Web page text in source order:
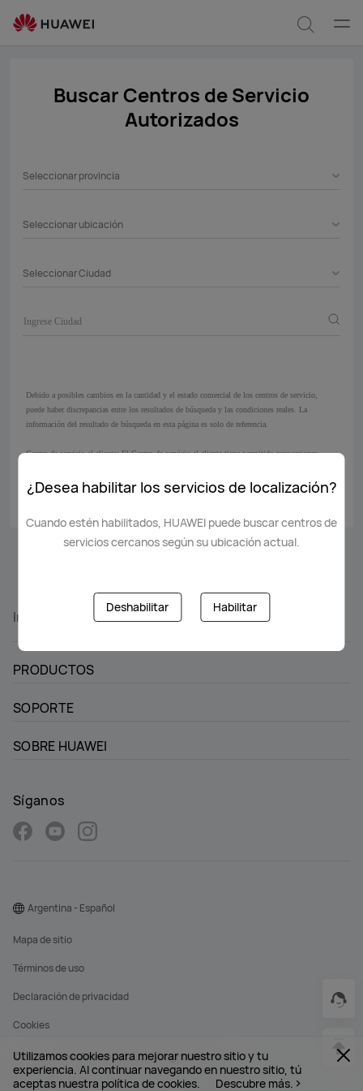
service-
center
Utilizamos cookies para mejorar nuestro sitio y tu
experiencia. Al continuar navegando en nuestro sitio, tú
aceptas nuestra política de cookies.
Descubre más.
Abrir
Buscar Centros de Servicio
Autorizados
Seleccionar provincia
Seleccionar ubicación
Seleccionar Ciudad
Debido a posibles cambios en la cantidad y el estado comercial de los centros de servicio,
puede haber discrepancias entre los resultados de búsqueda y las condiciones reales. La
información del resultado de búsqueda en esta página es solo de referencia.
Centro de servicio al cliente: El Centro de servicio al cliente tiene permitido proporcionar
¿Desea habilitar los servicios de localización?
Cuando estén habilitados, HUAWEI puede buscar centros de
servicios cercanos según su ubicación actual.
Deshabilitar Habilitar
Inicio Soporte service-center
PRODUCTOS
SOPORTE
SOBRE HUAWEI
Síganos
©2026 Huawei Device Co., Ltd. All rights reserved.
Mapa de sitio
Términos de uso
Declaración de privacidad
Cookies
Argentina - Español